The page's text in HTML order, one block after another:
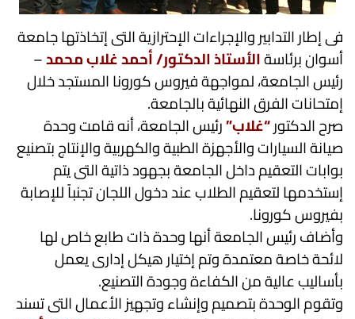
فى إطار التدابير والإجراءات الإحترازية التى إتخاذتها جامعة
أسوان برئاسةالأستاذ الدكتور/ أحمد غلاب محمد–
رئيس الجامعة، لمواجهة فيروس كورونا المستجد خلال
إمتحانات الفرق النهائية بالجامعة.
صرح الدكتور“غلاب”رئيس الجامعة، أنه قامت وحدة
صيانة السيارات والأجهزة الطبية والكهربية والإنتاج بتصنيع
بوابات التعقيم داخل الجامعة بجهود ذاتية التى يتم
إستخدمها لتعقيم الطلاب عند دخول اللجان تجنباً للإصابة
بفيروس كورونا.
وأضاف رئيس الجامعة أنها وحدة ذات طابع خاص لها
لائحة خاصة معتمدة وتم إختيار هيكل إدارى يعمل
بأساليب عالية من الكفاءة وجودة التصنيع.
وتقوم الوحدة بتصميم وإنشاء وتجهيز الأعمال التى تسند